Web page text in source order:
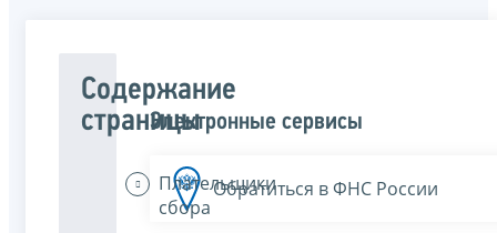
Содержание
страницы
Плательщики
сбора
Электронные сервисы
Обратиться в ФНС России